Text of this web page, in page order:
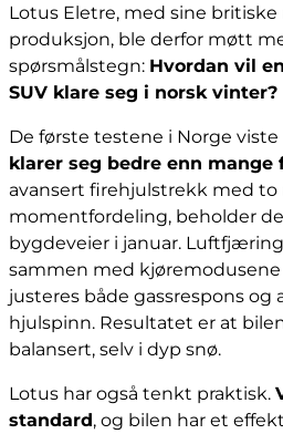
Lotus Eletre, med sine
produksjon, ble derfor møtt
spørsmålstegn: Hvordan vil
SUV klare seg i norsk vinter?
De første testene i Norge
klarer seg bedre enn mange
avansert firehjulstrekk med
momentfordeling, beholder
bygdeveier i januar.
sammen med kjøremodusene
justeres både gassrespons og
hjulspinn. Resultatet er at
balansert, selv i dyp snø.
Lotus har også tenkt praktisk.
standard, og bilen har et